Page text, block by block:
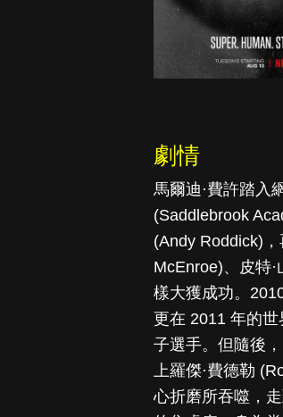
劇情
馬爾迪·費許踏入
(Saddlebrook
(Andy Roddick)
McEnroe)、皮特
樣大獲成功。
更在 2011 年的
子選手。但隨後
上羅傑·費德勒
心折磨所吞噬，
幕府將軍